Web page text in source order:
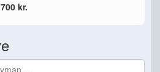
700 kr.